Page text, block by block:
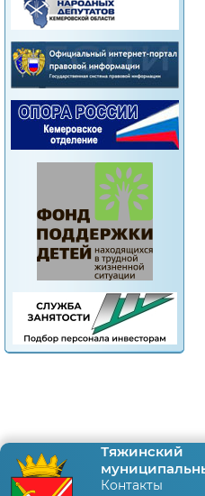
Тяжинский
Контакты